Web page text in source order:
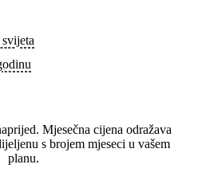
Mjesečna cijena odražava
s brojem mjeseci u vašem
planu.